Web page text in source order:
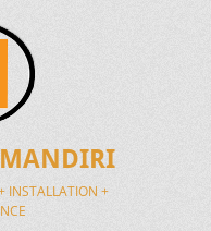
MANDIRI
INSTALLATION +